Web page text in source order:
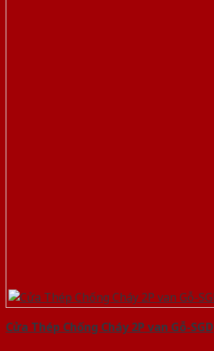
Cửa Thép Chống Cháy 2P van Gỗ-SGD